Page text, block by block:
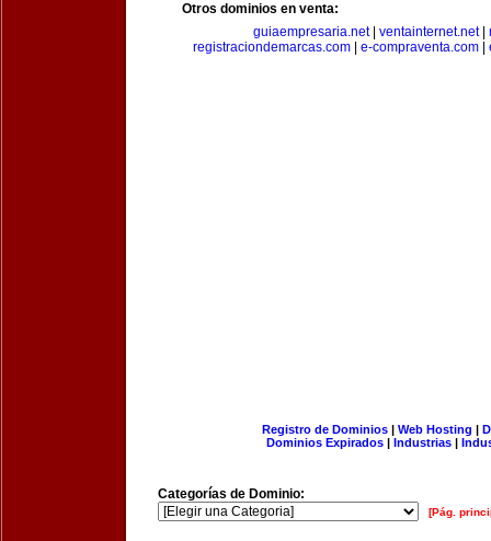
Otros dominios en venta:
guiaempresaria.net| ventainternet.net|
registraciondemarcas.com| e-compraventa.com|
Registro de Dominios| Web Hosting |
Dominios Expirados | Industrias |
Categorías de Dominio:
[Pág.